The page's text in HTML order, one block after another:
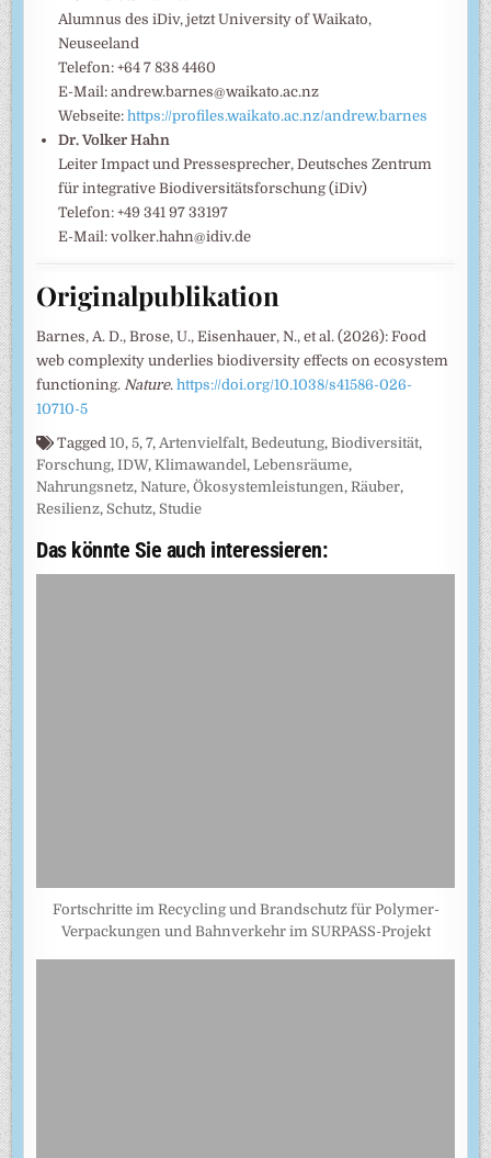
Alumnus des iDiv, jetzt University of Waikato,
Neuseeland
Telefon: +64 7 838 4460
E-Mail: andrew.barnes@waikato.ac.nz
Webseite:https://profiles.waikato.ac.nz/andrew.barnes
Dr. Volker Hahn
Leiter Impact und Pressesprecher, Deutsches Zentrum
für integrative Biodiversitätsforschung (iDiv)
Telefon: +49 341 97 33197
E-Mail: volker.hahn@idiv.de
Originalpublikation
Barnes, A. D., Brose, U., Eisenhauer, N., et al. (2026): Food
web complexity underlies biodiversity effects on ecosystem
functioning. Nature.https://doi.org/10.1038/s41586-026-
10710-5
Tagged10,5,7, Artenvielfalt, Bedeutung, Biodiversität,
Forschung,IDW,Klimawandel ,Lebensräume,
Nahrungsnetz, Nature,Ökosystemleistungen, Räuber,
Resilienz, Schutz, Studie
Das könnte Sie auch interessieren:
Fortschritte im Recycling und Brandschutz für Polymer-
Verpackungen und Bahnverkehr im SURPASS-Projekt